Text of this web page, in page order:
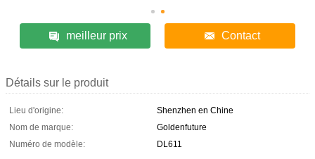
meilleur prix Contact
Détails sur le produit
Lieu d'origine:
Shenzhen en Chine
Nom de marque:
Goldenfuture
Numéro de modèle:
DL611